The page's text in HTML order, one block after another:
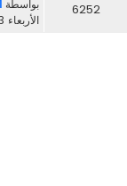
6252 بواسطة
الأربعاء 3 أوت 2016 12:51